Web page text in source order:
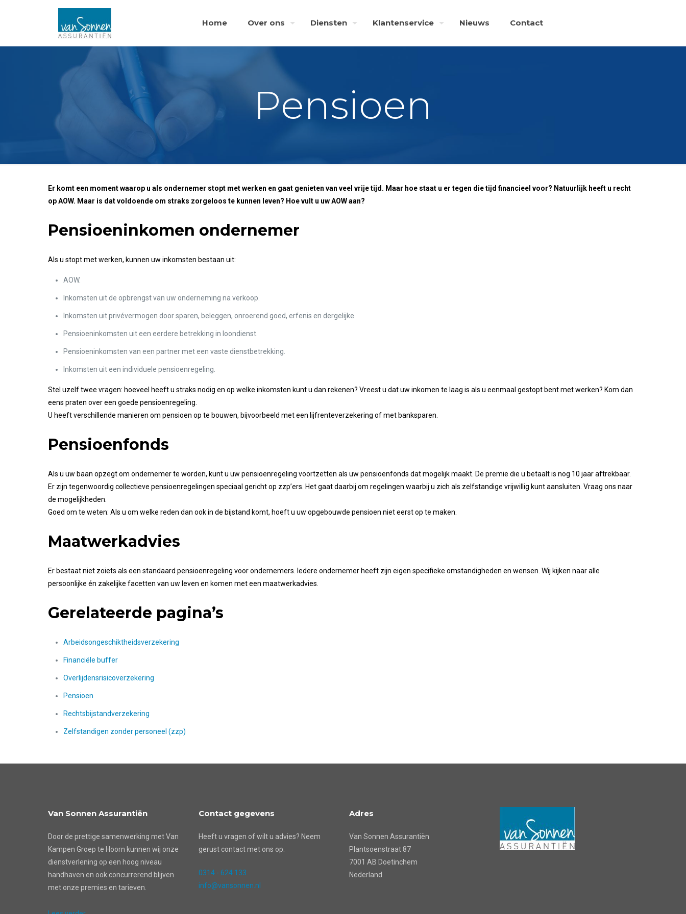
Home Over ons Diensten Klantenservice Nieuws Contact
Pensioen
Er komt een moment waarop u als ondernemer stopt met werken en gaat genieten van veel vrije tijd. Maar hoe staat u er tegen die tijd financieel voor? Natuurlijk heeft u recht
op AOW. Maar is dat voldoende om straks zorgeloos te kunnen leven? Hoe vult u uw AOW aan?
Pensioeninkomen ondernemer
Als u stopt met werken, kunnen uw inkomsten bestaan uit:
AOW.
Inkomsten uit de opbrengst van uw onderneming na verkoop.
Inkomsten uit privévermogen door sparen, beleggen, onroerend goed, erfenis en dergelijke.
Pensioeninkomsten uit een eerdere betrekking in loondienst.
Pensioeninkomsten van een partner met een vaste dienstbetrekking.
Inkomsten uit een individuele pensioenregeling.
Stel uzelf twee vragen: hoeveel heeft u straks nodig en op welke inkomsten kunt u dan rekenen? Vreest u dat uw inkomen te laag is als u eenmaal gestopt bent met werken? Kom dan
eens praten over een goede pensioenregeling.
U heeft verschillende manieren om pensioen op te bouwen, bijvoorbeeld met een lijfrenteverzekering of met banksparen.
Pensioenfonds
Als u uw baan opzegt om ondernemer te worden, kunt u uw pensioenregeling voortzetten als uw pensioenfonds dat mogelijk maakt. De premie die u betaalt is nog 10 jaar aftrekbaar.
Er zijn tegenwoordig collectieve pensioenregelingen speciaal gericht op zzp’ers. Het gaat daarbij om regelingen waarbij u zich als zelfstandige vrijwillig kunt aansluiten. Vraag ons naar
de mogelijkheden.
Goed om te weten: Als u om welke reden dan ook in de bijstand komt, hoeft u uw opgebouwde pensioen niet eerst op te maken.
Maatwerkadvies
Er bestaat niet zoiets als een standaard pensioenregeling voor ondernemers. Iedere ondernemer heeft zijn eigen specifieke omstandigheden en wensen. Wij kijken naar alle
persoonlijke én zakelijke facetten van uw leven en komen met een maatwerkadvies.
Gerelateerde pagina’s
Arbeidsongeschiktheidsverzekering
Financiële buffer
Overlijdensrisicoverzekering
Pensioen
Rechtsbijstandverzekering
Zelfstandigen zonder personeel (zzp)
Van Sonnen Assurantiën
Door de prettige samenwerking met Van
Kampen Groep te Hoorn kunnen wij onze
dienstverlening op een hoog niveau
handhaven en ook concurrerend blijven
met onze premies en tarieven.
Contact gegevens
Heeft u vragen of wilt u advies? Neem
gerust contact met ons op.
0314 - 624 133
info@vansonnen.nl
Adres
Van Sonnen Assurantiën
Plantsoenstraat 87
7001 AB Doetinchem
Nederland